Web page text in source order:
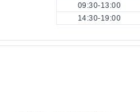
09:30-13:00
14:30-19:00